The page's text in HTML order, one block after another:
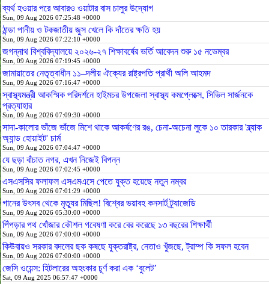
ব্যর্থ হওয়ার পরে আবারও ওয়াটার বাস চালুর উদ্যোগ
Sun, 09 Aug 2026 07:25:48 +0000
ঠান্ডা পানীয় ও টকজাতীয় জুস খেলে কি দাঁতের ক্ষতি হয়
Sun, 09 Aug 2026 07:22:10 +0000
জগন্নাথ বিশ্ববিদ্যালয়ে ২০২৬-২৭ শিক্ষাবর্ষের ভর্তি আবেদন শুরু ১৫ নভেম্বর
Sun, 09 Aug 2026 07:19:45 +0000
জামায়াতের নেতৃত্বাধীন ১১–দলীয় ঐক্যের রাষ্ট্রপতি প্রার্থী অলি আহমদ
Sun, 09 Aug 2026 07:16:47 +0000
স্বাস্থ্যমন্ত্রী আকস্মিক পরিদর্শনে হাইমচর উপজেলা স্বাস্থ্য কমপ্লেক্সে, সিভিল সার্জনকে
প্রত্যাহার
Sun, 09 Aug 2026 07:09:30 +0000
সাদা-কালোর ভাঁজে ভাঁজে মিশে থাকে আকর্ষণের রঙ, চেনা-অচেনা লুকে ১০ তারকার 'ব্ল্যাক
অ্যান্ড হোয়াইট' চার্ম
Sun, 09 Aug 2026 07:04:47 +0000
যে ছড়া বাঁচাত নগর, এখন নিজেই বিপন্ন
Sun, 09 Aug 2026 07:02:45 +0000
এসএসসির ফলাফল এসএমএসে পেতে যুক্ত হয়েছে নতুন নম্বর
Sun, 09 Aug 2026 07:01:29 +0000
গানের উৎসব থেকে মৃত্যুর মিছিল! বিশ্বের ভয়াবহ কনসার্ট ট্র্যাজেডি
Sun, 09 Aug 2026 05:30:00 +0000
পিঁপড়ার পথ খোঁজার কৌশল গবেষণা করে বের করেছে ১৩ বছরের শিক্ষার্থী
Sun, 09 Aug 2026 07:00:00 +0000
কিউবায়ও সরকার বদলের ছক কষছে যুক্তরাষ্ট্র, নেতাও খুঁজছে, ট্রাম্প কি সফল হবেন
Sun, 09 Aug 2026 07:00:00 +0000
জেসি ওয়েন্স: হিটলারের অহংকার চূর্ণ করা এক ‘বুলেট’
Sat, 09 Aug 2025 06:57:47 +0000